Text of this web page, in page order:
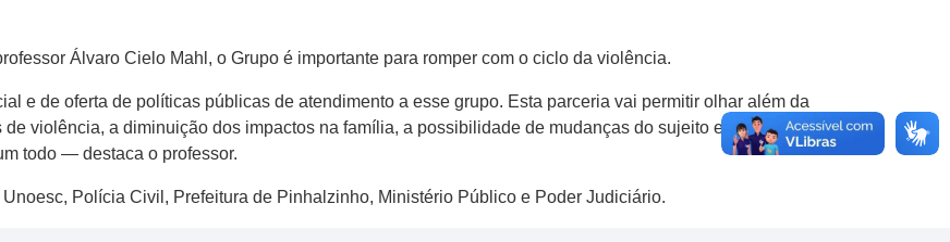
Álvaro Cielo Mahl, o Grupo é importante para romper com o ciclo da violência.
e de oferta de políticas públicas de atendimento a esse grupo. Esta parceria vai permitir olhar além da
violência, a diminuição dos impactos na família, a possibilidade de mudanças do sujeito e de outras
todo — destaca o professor.
Polícia Civil, Prefeitura de Pinhalzinho, Ministério Público e Poder Judiciário.